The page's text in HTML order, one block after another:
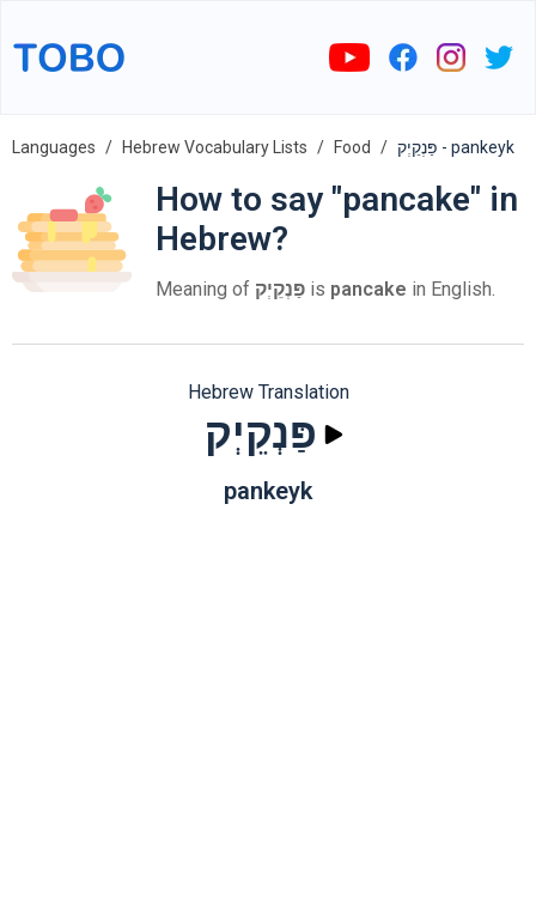
Languages Hebrew Vocabulary Lists Food פַּנְקֵיְק - pankeyk
How to say "pancake" in
Hebrew?
Meaning of פַּנְקֵיְק is pancake in English.
Hebrew Translation
פַּנְקֵיְק
pankeyk